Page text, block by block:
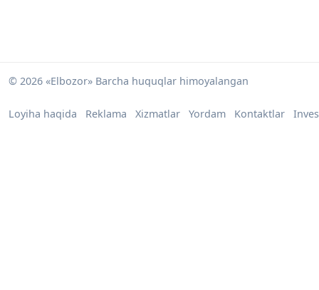
© 2026 «Elbozor» Barcha huquqlar himoyalangan
Loyiha haqida Reklama Xizmatlar Yordam Kontaktlar